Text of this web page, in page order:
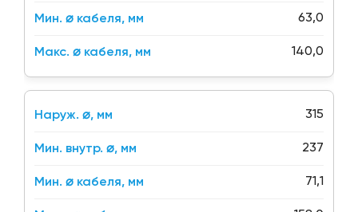
63,0
140,0
315
237
71,1